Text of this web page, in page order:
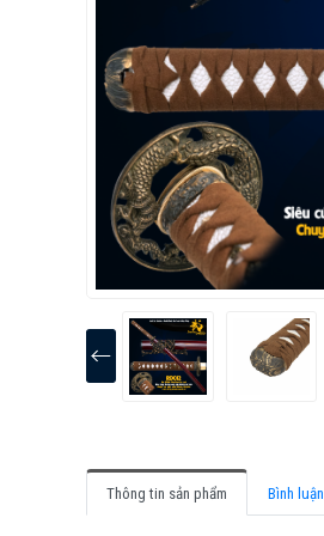
Thông tin sản phẩm Bình luận